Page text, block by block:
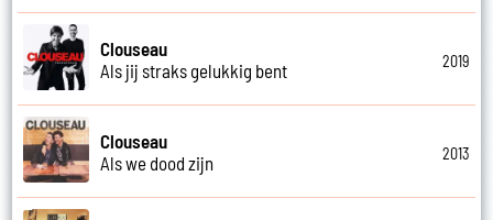
Clouseau
Als jij straks gelukkig bent
2019
Clouseau
Als we dood zijn
2013